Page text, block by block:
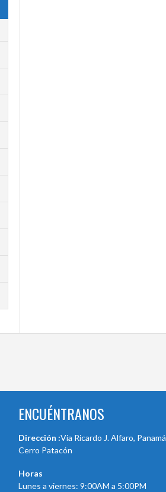
ENCUÉNTRANOS
Dirección :Via Ricardo J. Alfaro, Panamá
Cerro Patacón
Horas
Lunes a viernes: 9:00AM a 5:00PM